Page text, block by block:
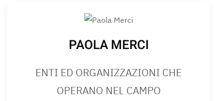
PAOLA MERCI
ENTI ED ORGANIZZAZIONI CHE
OPERANO NEL CAMPO